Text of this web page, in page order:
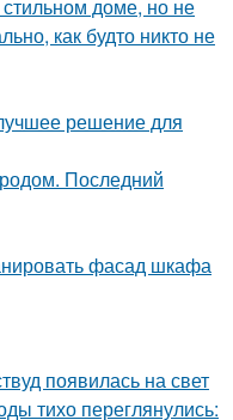
доме, но не
как будто никто не
решение для
Последний
фасад шкафа
появилась на свет
тихо переглянулись: